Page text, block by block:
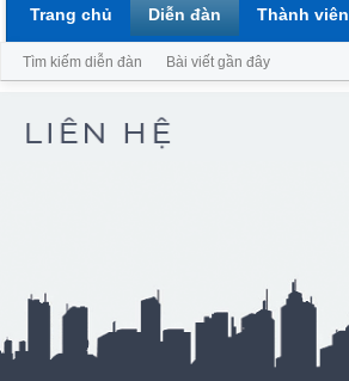
Trang chủ Diễn đàn
Tìm kiếm diễn đàn Bài viết gần đây
Thành viên